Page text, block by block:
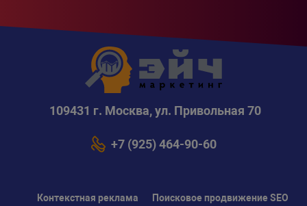
109431 г. Москва, ул. Привольная 70
+7 (925) 464-90-60
Контекстная реклама Поисковое продвижение SEO